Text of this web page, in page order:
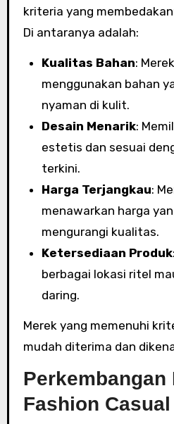
kriteria yang
Di antaranya adalah:
Kualitas Bahan:
menggunakan bahan
nyaman di kulit.
Desain Menarik:
estetis dan sesuai
terkini.
Harga Terjangkau:
menawarkan harga
mengurangi kualitas.
Ketersediaan Produk
berbagai lokasi ritel
daring.
Merek yang memenuhi
mudah diterima dan
Perkembangan
Fashion Casual